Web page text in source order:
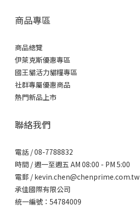
商品專區
商品總覽
伊萊克斯優惠專區
國王貓活力貓糧專區
社群專屬優惠商品
熱門新品上市
聯絡我們
電話 / 08-7788832
時間 / 週一至週五 AM 08:00 - PM 5:00
電郵 / kevin.chen@chenprime.com.tw
承佳國際有限公司
統一編號：54784009